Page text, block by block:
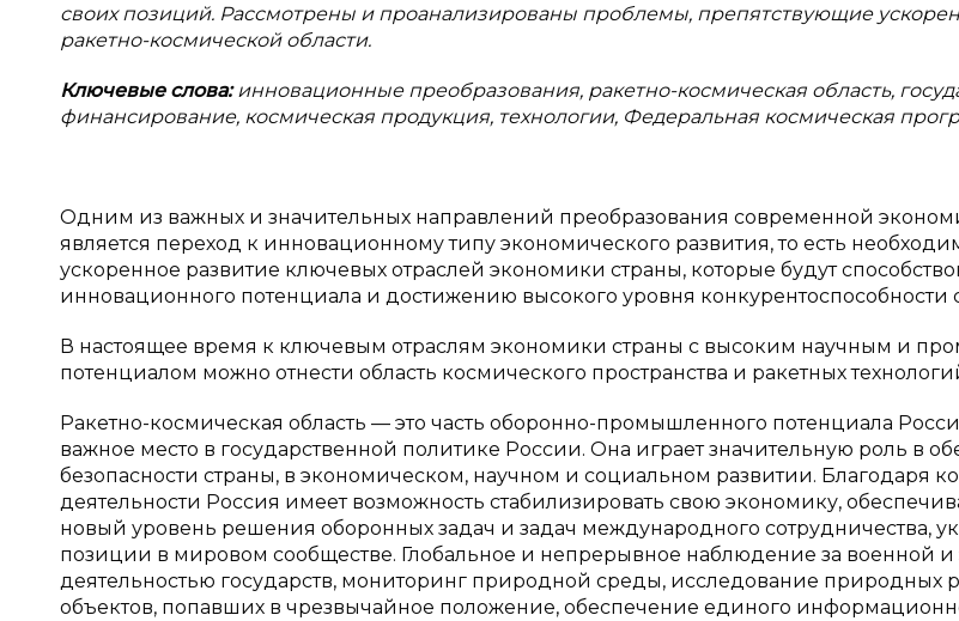
своих позиций. Рассмотрены и проанализированы проблемы, препятствующие
ракетно-космической области.
Ключевые слова: инновационные преобразования, ракетно-космическая область,
финансирование, космическая продукция, технологии, Федеральная космическая
Одним из важных и значительных направлений преобразования современной
является переход к инновационному типу экономического развития, то есть
ускоренное развитие ключевых отраслей экономики страны, которые будут
инновационного потенциала и достижению высокого уровня конкурентоспособности
В настоящее время к ключевым отраслям экономики страны с высоким научным и
потенциалом можно отнести область космического пространства и ракетных
Ракетно-космическая область — это часть оборонно-промышленного потенциала
важное место в государственной политике России. Она играет значительную роль в
безопасности страны, в экономическом, научном и социальном развитии. Благодаря
деятельности Россия имеет возможность стабилизировать свою экономику,
новый уровень решения оборонных задач и задач международного сотрудничества,
позиции в мировом сообществе. Глобальное и непрерывное наблюдение за военной
деятельностью государств, мониторинг природной среды, исследование природных
объектов, попавших в чрезвычайное положение, обеспечение единого